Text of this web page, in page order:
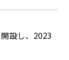
設し、2023